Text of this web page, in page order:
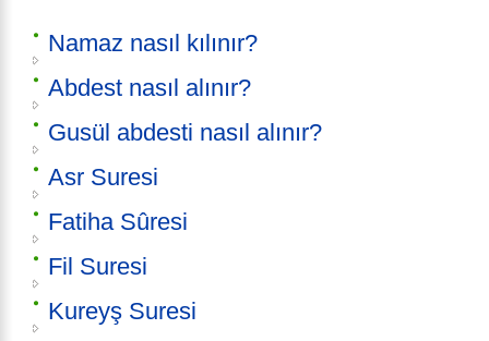
Namaz nasıl kılınır?
Abdest nasıl alınır?
Gusül abdesti nasıl alınır?
Asr Suresi
Fatiha Sûresi
Fil Suresi
Kureyş Suresi